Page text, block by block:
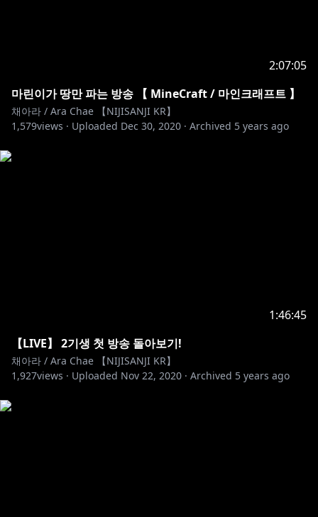
2:07:05
마린이가 땅만 파는 방송 【 MineCraft / 마인크래프트 】
채아라 / Ara Chae 【NIJISANJI KR】
1,579views · Uploaded Dec 30, 2020 · Archived 5 years ago
1:46:45
【LIVE】 2기생 첫 방송 돌아보기!
채아라 / Ara Chae 【NIJISANJI KR】
1,927views · Uploaded Nov 22, 2020 · Archived 5 years ago